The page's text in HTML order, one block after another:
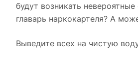
будут возникать
главарь наркокартеля? А
Выведите всех на чистую